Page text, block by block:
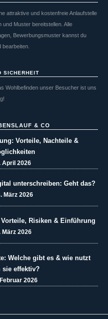
attraktive und kostenfreie Anlaufstelle
Muster bereitstellen. Alle
Bewerbungsmuster kannst du
bearbeiten.
SICHERHEIT
Wohlbefinden unser Besucher ist uns
& CO
Vorteile, Nachteile &
April 2026
unterschreiben: Geht das?
März 2026
Risiken & Einführung
März 2026
Welche gibt es & wie nutzt
sie effektiv?
2026